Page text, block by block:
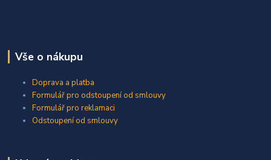
Vše o nákupu
Doprava a platba
Formulář pro odstoupení od smlouvy
Formulář pro reklamaci
Odstoupení od smlouvy